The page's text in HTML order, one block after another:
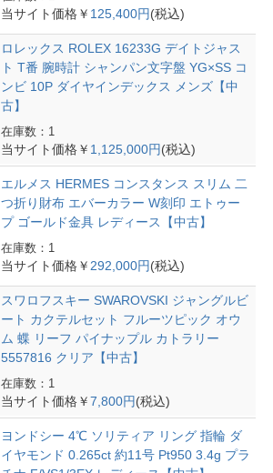
当サイト価格￥ 125,400円(税込)
ロレックス ROLEX 16233G デイトジャス
ト T番 腕時計 シャンパン文字盤 YG×SS コ
ンビ 10P ダイヤインデックス メンズ【中
古】
在庫数：1
当サイト価格￥ 1,125,000円(税込)
エルメス HERMES コンスタンス スリム 二
つ折り財布 エバーカラー W刻印 エトゥー
プ ゴールド金具 レディース【中古】
在庫数：1
当サイト価格￥ 292,000円(税込)
スワロフスキー SWAROVSKI ジャングルビ
ート カクテルセット フルーツピック オウ
ム 蝶 リーフ パイナップル カトラリー
5557816 クリア【中古】
在庫数：1
当サイト価格￥7,800円(税込)
ヨンドシー 4℃ ソリティア リング 指輪 ダ
イヤモンド 0.265ct 約11号 Pt950 3.4g プラ